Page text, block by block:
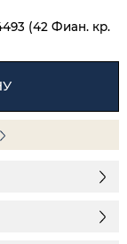
(42 Фиан. кр.